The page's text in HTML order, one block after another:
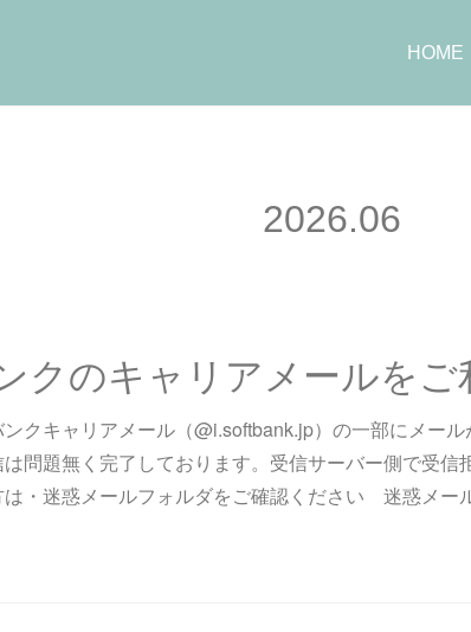
HOME
2026.06
クのキャリアメールをご
クキャリアメール（@i.softbank.jp）の一部にメー
問題無く完了しております。受信サーバー側で受信
は・迷惑メールフォルダをご確認ください 迷惑メ